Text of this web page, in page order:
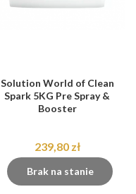
Solution World of Clean
Spark 5KG Pre Spray &
Booster
239,80 zł
Brak na stanie